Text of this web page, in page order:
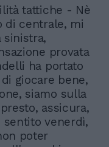
tattiche - Nè
di centrale, mi
sinistra,
provata
ha portato
giocare bene,
siamo sulla
assicura,
sentito venerdì,
poter